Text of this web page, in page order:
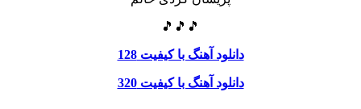
🎵🎵🎵
دانلود آهنگ با کیفیت 128
دانلود آهنگ با کیفیت 320